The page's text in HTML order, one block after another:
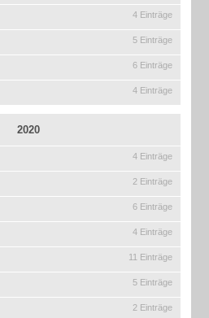
4 Einträge
5 Einträge
6 Einträge
4 Einträge
2020
4 Einträge
2 Einträge
6 Einträge
4 Einträge
11 Einträge
5 Einträge
2 Einträge